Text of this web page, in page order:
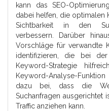
kann das SEO-
dabei helfen, die optimalen
Sichtbarkeit in den
verbessern. Darüber
Vorschläge für verwandte
identifizieren, die bei
Keyword-Strategie
Keyword-Analyse-
dazu bei, dass die
Suchanfragen ausgerichtet
Traffic anziehen kann.